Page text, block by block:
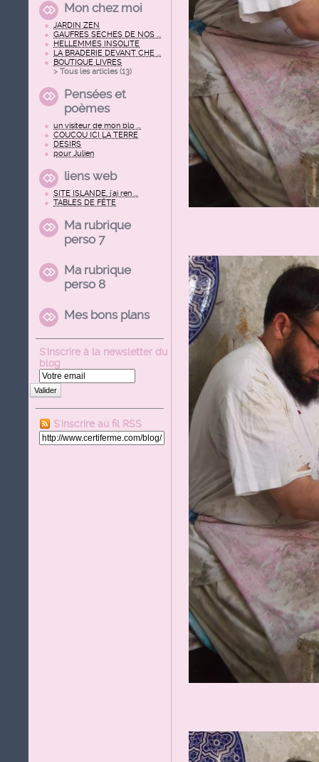
Mon chez moi
JARDIN ZEN
GAUFRES SECHES DE NOS ...
HELLEMMES INSOLITE
LA BRADERIE DEVANT CHE ...
BOUTIQUE LIVRES
> Tous les articles (13)
Pensées et
poèmes
un visiteur de mon blo ...
COUCOU ICI LA TERRE
DESIRS
pour Julien
liens web
SITE ISLANDE, j'ai ren ...
TABLES DE FÊTE
Ma rubrique
perso 7
Ma rubrique
perso 8
Mes bons plans
S'inscrire à la newsletter du
blog
Valider
S'inscrire au fil RSS